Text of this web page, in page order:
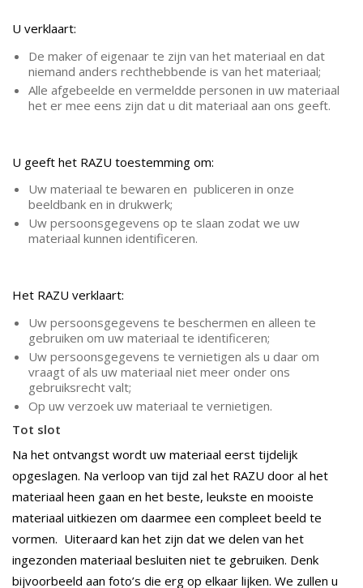
U verklaart:
De maker of eigenaar te zijn van het materiaal en dat
niemand anders rechthebbende is van het materiaal;
Alle afgebeelde en vermeldde personen in uw materiaal
het er mee eens zijn dat u dit materiaal aan ons geeft.
U geeft het RAZU toestemming om:
Uw materiaal te bewaren en publiceren in onze
beeldbank en in drukwerk;
Uw persoonsgegevens op te slaan zodat we uw
materiaal kunnen identificeren.
Het RAZU verklaart:
Uw persoonsgegevens te beschermen en alleen te
gebruiken om uw materiaal te identificeren;
Uw persoonsgegevens te vernietigen als u daar om
vraagt of als uw materiaal niet meer onder ons
gebruiksrecht valt;
Op uw verzoek uw materiaal te vernietigen.
Tot slot
Na het ontvangst wordt uw materiaal eerst tijdelijk
opgeslagen. Na verloop van tijd zal het RAZU door al het
materiaal heen gaan en het beste, leukste en mooiste
materiaal uitkiezen om daarmee een compleet beeld te
vormen. Uiteraard kan het zijn dat we delen van het
ingezonden materiaal besluiten niet te gebruiken. Denk
bijvoorbeeld aan foto’s die erg op elkaar lijken. We zullen u